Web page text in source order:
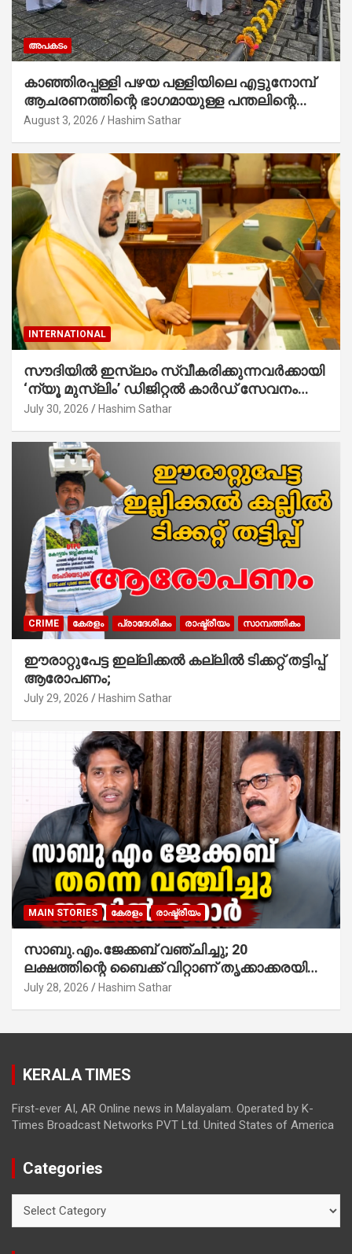
അപകടം
കാഞ്ഞിരപ്പള്ളി പഴയ പള്ളിയിലെ എട്ടുനോമ്പ്
ആചരണത്തിന്റെ ഭാഗമായുള്ള പന്തലിന്റെ
കാൽനാട്ട് കർമ്മം ആർച്ച് പ്രീസ്റ്റ് വെരി.
August 3, 2026 Hashim Sathar
INTERNATIONAL
സൗദിയില്‍ ഇസ്‌ലാം സ്വീകരിക്കുന്നവര്‍ക്കായി
‘ന്യൂ മുസ്ലിം’ ഡിജിറ്റല്‍ കാര്‍ഡ് സേവനം
ആരംഭിച്ചു
July 30, 2026 Hashim Sathar
CRIME കേരളം പ്രാദേശികം രാഷ്ട്രീയം സാമ്പത്തികം
ഈരാറ്റുപേട്ട ഇല്ലിക്കൽ കല്ലിൽ ടിക്കറ്റ് തട്ടിപ്പ്
ആരോപണം;
July 29, 2026 Hashim Sathar
MAIN STORIES കേരളം രാഷ്ട്രീയം
സാബു.എം.ജേക്കബ് വഞ്ചിച്ചു; 20
ലക്ഷത്തിന്റെ ബൈക്ക് വിറ്റാണ് തൃക്കാക്കരയില്‍
മത്സരിച്ചത്! പ്രചാരണത്തിന് രണ്ടേ രണ്ടുപേര്‍
അഖില്‍ മാരാര്‍ ട്വന്റി 20 വിട്ടു
July 28, 2026 Hashim Sathar
KERALA TIMES
First-ever AI, AR Online news in Malayalam. Operated by K-
Times Broadcast Networks PVT Ltd. United States of America
Categories